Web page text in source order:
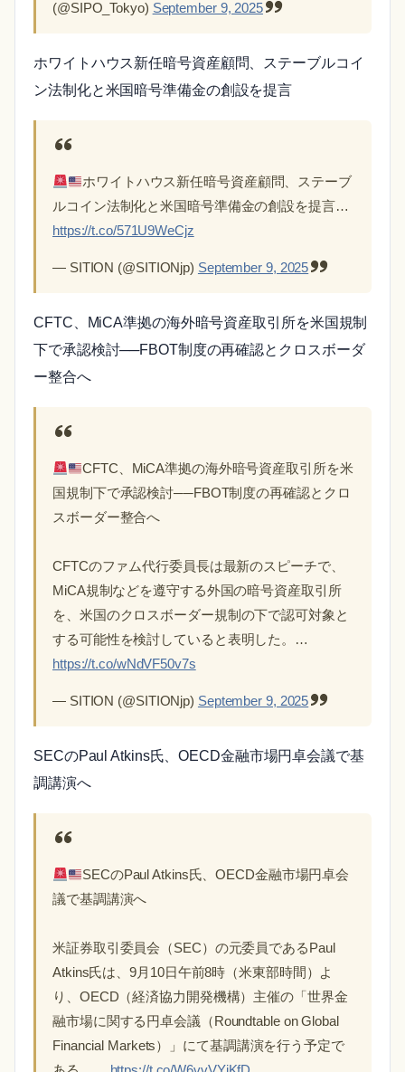
(@SIPO_Tokyo) September 9, 2025
ホワイトハウス新任暗号資産顧問、ステーブルコイ
ン法制化と米国暗号準備金の創設を提言
ホワイトハウス新任暗号資産顧問、ステーブ
ルコイン法制化と米国暗号準備金の創設を提言…
https://t.co/571U9WeCjz
— SITION (@SITIONjp) September 9, 2025
CFTC、MiCA準拠の海外暗号資産取引所を米国規制
下で承認検討──FBOT制度の再確認とクロスボーダ
ー整合へ
CFTC、MiCA準拠の海外暗号資産取引所を米
国規制下で承認検討──FBOT制度の再確認とクロ
スボーダー整合へ
CFTCのファム代行委員長は最新のスピーチで、
MiCA規制などを遵守する外国の暗号資産取引所
を、米国のクロスボーダー規制の下で認可対象と
する可能性を検討していると表明した。…
https://t.co/wNdVF50v7s
— SITION (@SITIONjp) September 9, 2025
SECのPaul Atkins氏、OECD金融市場円卓会議で基
調講演へ
SECのPaul Atkins氏、OECD金融市場円卓会
議で基調講演へ
米証券取引委員会（SEC）の元委員であるPaul
Atkins氏は、9月10日午前8時（米東部時間）よ
り、OECD（経済協力開発機構）主催の「世界金
融市場に関する円卓会議（Roundtable on Global
Financial Markets）」にて基調講演を行う予定で